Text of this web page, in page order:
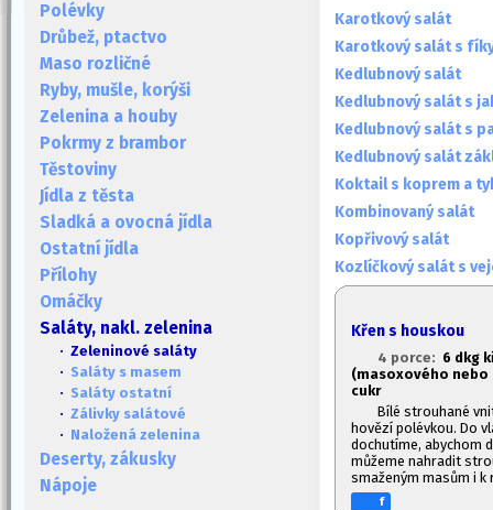
Polévky
Drůbež, ptactvo
Maso rozličné
Ryby, mušle, korýši
Zelenina a houby
Pokrmy z brambor
Těstoviny
Jídla z těsta
Sladká a ovocná jídla
Ostatní jídla
Přílohy
Omáčky
Saláty, nakl. zelenina
· Zeleninové saláty
· Saláty s masem
· Saláty ostatní
· Zálivky salátové
· Naložená zelenina
Deserty, zákusky
Nápoje
Karotkový salát
Karotkový salát s
Kedlubnový salát
Kedlubnový salát s
Kedlubnový salát s
Kedlubnový salát
Koktail s koprem a
Kombinovaný salát
Kopřivový salát
Kozlíčkový salát s
Křen s houskou
4 porce: 6 dkg
(masoxového nebo
cukr
Bílé strouhané
hovězí polévkou. Do
dochutíme, abychom
můžeme nahradit
smaženým masům i k
f